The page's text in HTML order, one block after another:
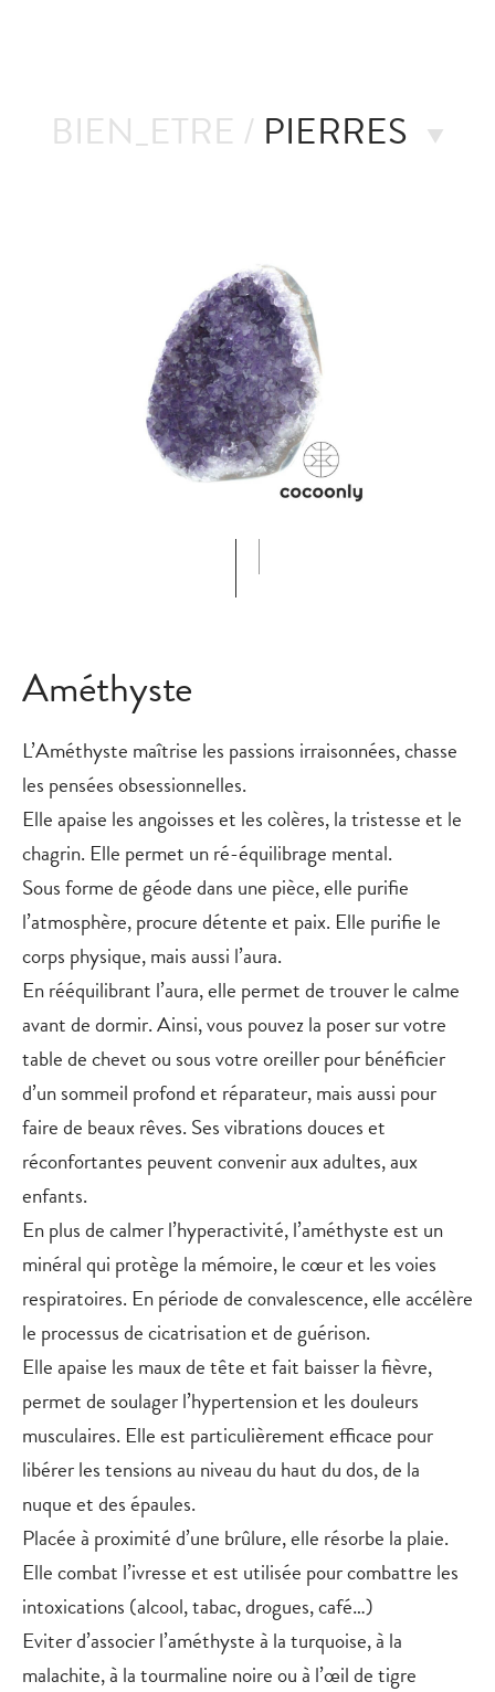
BIEN_ETRE / PIERRES
Améthyste
L’Améthyste maîtrise les passions irraisonnées, chasse
les pensées obsessionnelles.
Elle apaise les angoisses et les colères, la tristesse et le
chagrin. Elle permet un ré-équilibrage mental.
Sous forme de géode dans une pièce, elle purifie
l’atmosphère, procure détente et paix. Elle purifie le
corps physique, mais aussi l’aura.
En rééquilibrant l’aura, elle permet de trouver le calme
avant de dormir. Ainsi, vous pouvez la poser sur votre
table de chevet ou sous votre oreiller pour bénéficier
d’un sommeil profond et réparateur, mais aussi pour
faire de beaux rêves. Ses vibrations douces et
réconfortantes peuvent convenir aux adultes, aux
enfants.
En plus de calmer l’hyperactivité, l’améthyste est un
minéral qui protège la mémoire, le cœur et les voies
respiratoires. En période de convalescence, elle accélère
le processus de cicatrisation et de guérison.
Elle apaise les maux de tête et fait baisser la fièvre,
permet de soulager l’hypertension et les douleurs
musculaires. Elle est particulièrement efficace pour
libérer les tensions au niveau du haut du dos, de la
nuque et des épaules.
Placée à proximité d’une brûlure, elle résorbe la plaie.
Elle combat l’ivresse et est utilisée pour combattre les
intoxications (alcool, tabac, drogues, café…)
Eviter d’associer l’améthyste à la turquoise, à la
malachite, à la tourmaline noire ou à l’œil de tigre